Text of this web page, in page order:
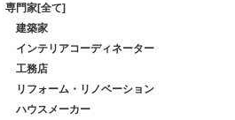
専門家[全て]
建築家
インテリアコーディネーター
工務店
リフォーム・リノベーション
ハウスメーカー